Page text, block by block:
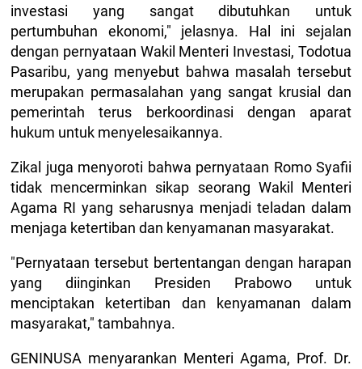
investasi yang sangat dibutuhkan untuk
pertumbuhan ekonomi," jelasnya. Hal ini sejalan
dengan pernyataan Wakil Menteri Investasi, Todotua
Pasaribu, yang menyebut bahwa masalah tersebut
merupakan permasalahan yang sangat krusial dan
pemerintah terus berkoordinasi dengan aparat
hukum untuk menyelesaikannya.
Zikal juga menyoroti bahwa pernyataan Romo Syafii
tidak mencerminkan sikap seorang Wakil Menteri
Agama RI yang seharusnya menjadi teladan dalam
menjaga ketertiban dan kenyamanan masyarakat.
"Pernyataan tersebut bertentangan dengan harapan
yang diinginkan Presiden Prabowo untuk
menciptakan ketertiban dan kenyamanan dalam
masyarakat," tambahnya.
GENINUSA menyarankan Menteri Agama, Prof. Dr.